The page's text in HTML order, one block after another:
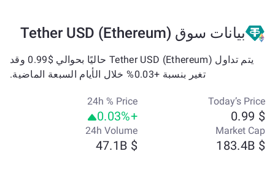
بيانات سوق Tether USD (Ethereum)
يتم تداول Tether USD (Ethereum) حاليًا بحوالي $0.99 وقد
تغير بنسبة +0.03% خلال الأيام السبعة الماضية.
Today’s Price
$ 0.99
24h % Price
+0.03%
Market Cap
$ 183.4B
24h Volume
$ 47.1B